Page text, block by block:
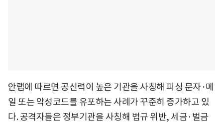
안랩에 따르면 공신력이 높은 기관을 사칭해 피싱 문자·메
일 또는 악성코드를 유포하는 사례가 꾸준히 증가하고 있
다. 공격자들은 정부기관을 사칭해 법규 위반, 세금·벌금